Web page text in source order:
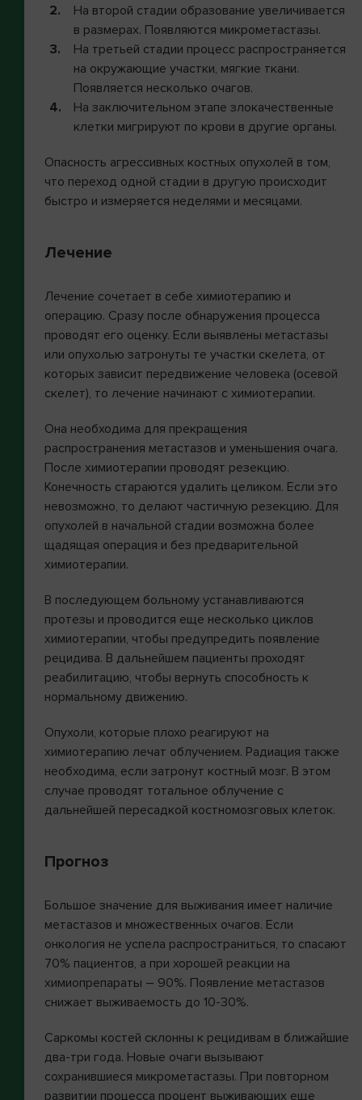
На второй стадии образование увеличивается
в размерах. Появляются микрометастазы.
На третьей стадии процесс распространяется
на окружающие участки, мягкие ткани.
Появляется несколько очагов.
На заключительном этапе злокачественные
клетки мигрируют по крови в другие органы.
Опасность агрессивных костных опухолей в том,
что переход одной стадии в другую происходит
быстро и измеряется неделями и месяцами.
Лечение
Лечение сочетает в себе химиотерапию и
операцию. Сразу после обнаружения процесса
проводят его оценку. Если выявлены метастазы
или опухолью затронуты те участки скелета, от
которых зависит передвижение человека (осевой
скелет), то лечение начинают с химиотерапии.
Она необходима для прекращения
распространения метастазов и уменьшения очага.
После химиотерапии проводят резекцию.
Конечность стараются удалить целиком. Если это
невозможно, то делают частичную резекцию. Для
опухолей в начальной стадии возможна более
щадящая операция и без предварительной
химиотерапии.
В последующем больному устанавливаются
протезы и проводится еще несколько циклов
химиотерапии, чтобы предупредить появление
рецидива. В дальнейшем пациенты проходят
реабилитацию, чтобы вернуть способность к
нормальному движению.
Опухоли, которые плохо реагируют на
химиотерапию лечат облучением. Радиация также
необходима, если затронут костный мозг. В этом
случае проводят тотальное облучение с
дальнейшей пересадкой костномозговых клеток.
Прогноз
Большое значение для выживания имеет наличие
метастазов и множественных очагов. Если
онкология не успела распространиться, то спасают
70% пациентов, а при хорошей реакции на
химиопрепараты – 90%. Появление метастазов
снижает выживаемость до 10-30%.
Саркомы костей склонны к рецидивам в ближайшие
два-три года. Новые очаги вызывают
сохранившиеся микрометастазы. При повторном
развитии процесса процент выживающих еще